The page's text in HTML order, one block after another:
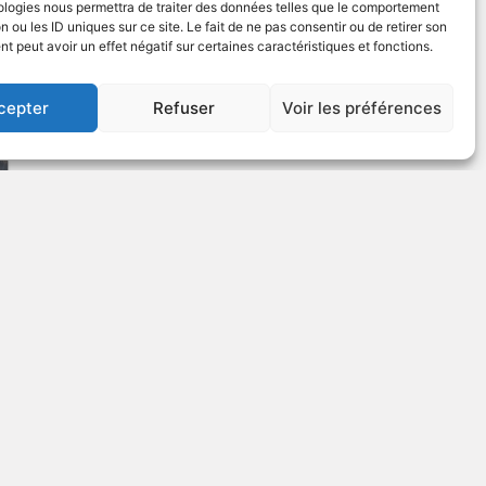
nous permettra de traiter des données telles que le comportement
ou les ID uniques sur ce site. Le fait de ne pas consentir ou de retirer son
peut avoir un effet négatif sur certaines caractéristiques et fonctions.
Refuser Voir les préférences
1999 Aventures
248391 VOIR PLUS